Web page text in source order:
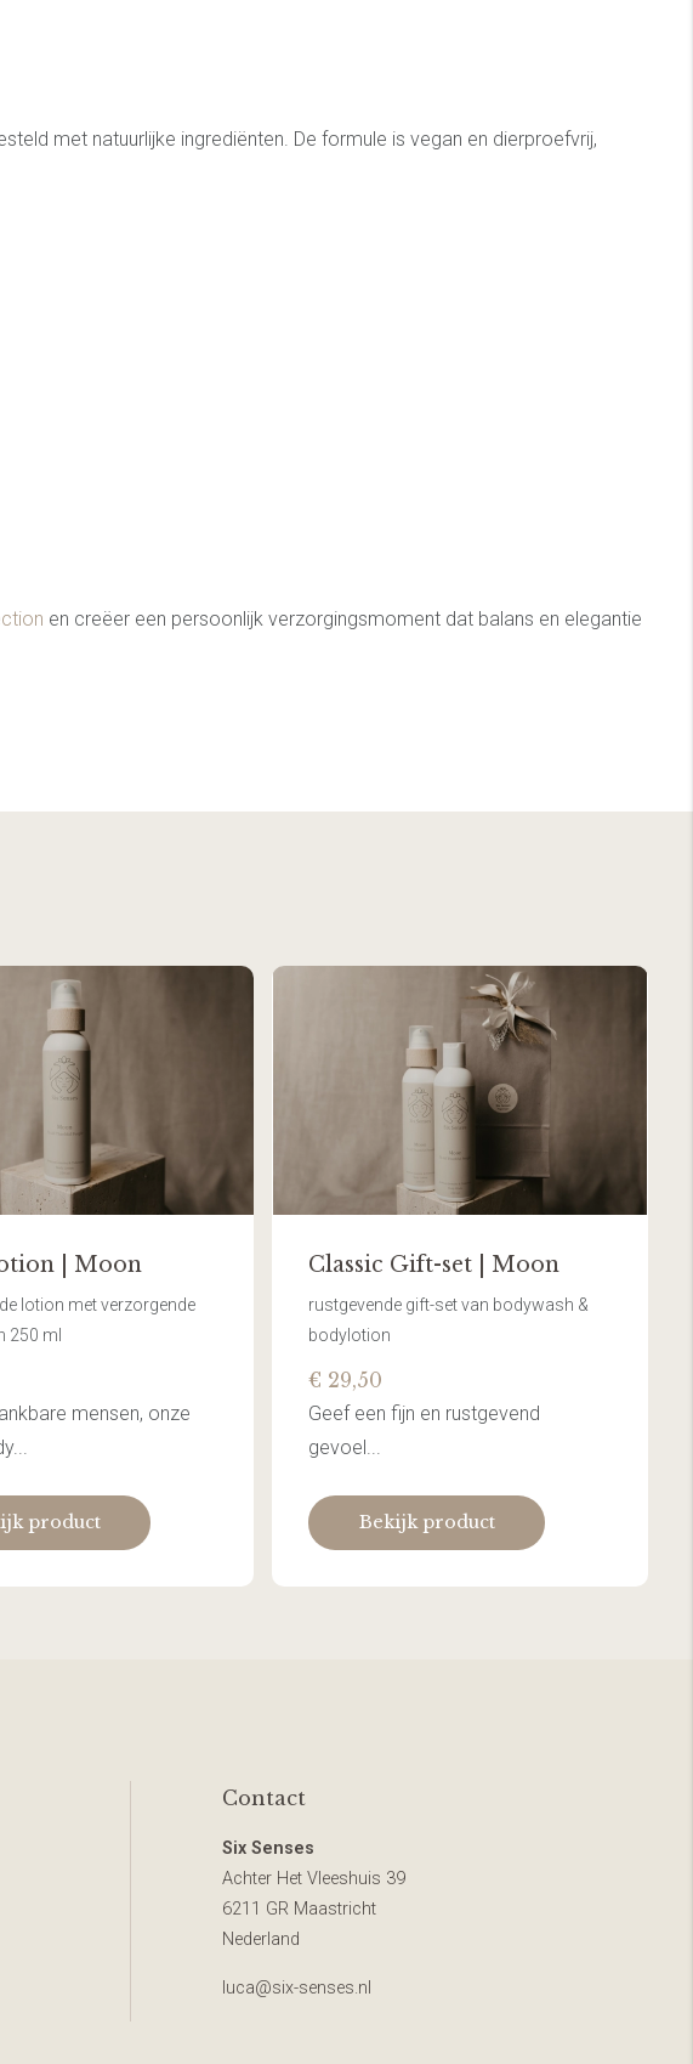
met natuurlijke ingrediënten. De formule is vegan en dierproefvrij,
en creëer een persoonlijk verzorgingsmoment dat balans en elegantie
| Moon
lotion met verzorgende
250 ml
mensen, onze
product
Classic Gift-set | Moon
rustgevende gift-set van bodywash &
bodylotion
€ 29,50
Geef een fijn en rustgevend
gevoel...
Bekijk product
Contact
Six Senses
Achter Het Vleeshuis 39
6211 GR Maastricht
Nederland
luca@six-senses.nl